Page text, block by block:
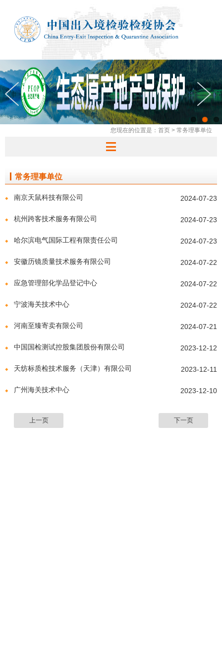
您现在的位置是： 首页 > 常务理事单位
常务理事单位
2024-07-23
南京天鼠科技有限公司
2024-07-23
杭州跨客技术服务有限公司
2024-07-23
哈尔滨电气国际工程有限责任公司
2024-07-22
安徽历镜质量技术服务有限公司
2024-07-22
应急管理部化学品登记中心
2024-07-22
宁波海关技术中心
2024-07-21
河南至臻寄卖有限公司
2023-12-12
中国国检测试控股集团股份有限公司
2023-12-11
天纺标质检技术服务（天津）有限公司
2023-12-10
广州海关技术中心
上一页 下一页